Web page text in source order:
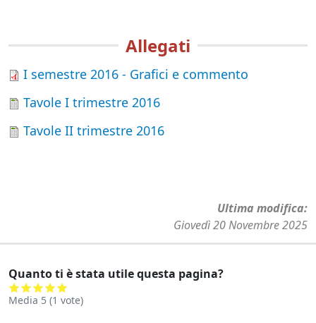
Allegati
I semestre 2016 - Grafici e commento
Tavole I trimestre 2016
Tavole II trimestre 2016
Ultima modifica
Giovedì 20 Novembre 2025
Quanto ti è stata utile questa pagina?
Media 5 (1 vote)